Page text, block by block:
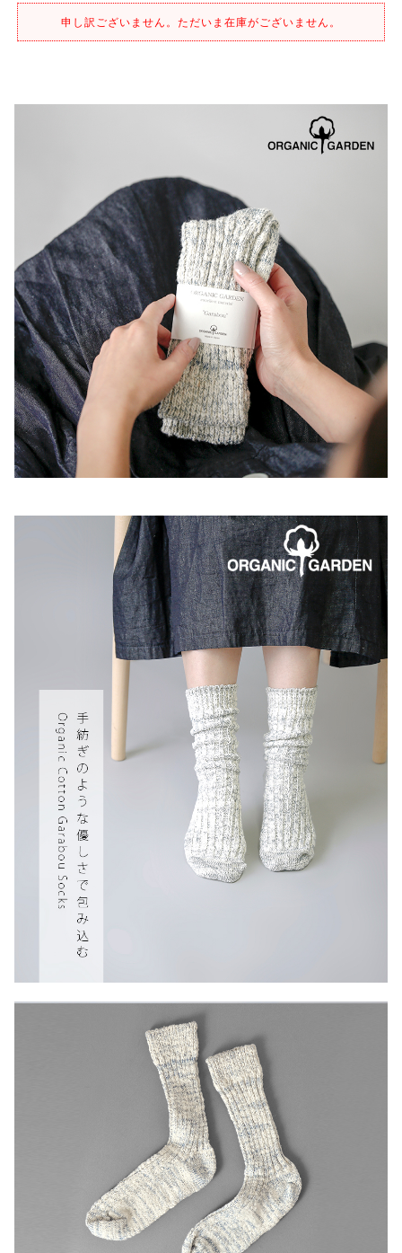
申し訳ございません。ただいま在庫がございません。